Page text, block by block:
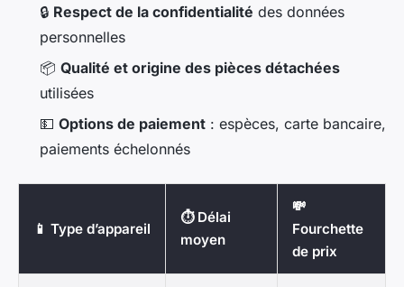
🔒 Respect de la confidentialité des données
personnelles
📦 Qualité et origine des pièces détachées
utilisées
💵 Options de paiement : espèces, carte bancaire,
paiements échelonnés
📱 Type d’appareil
⏱️ Délai
moyen
💸
Fourchette
de prix